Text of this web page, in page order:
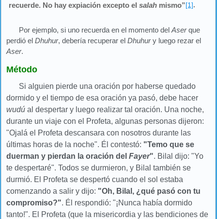
recuerde. No hay expiación excepto el salah mismo”[1].
Por ejemplo, si uno recuerda en el momento delAserque
perdió el Dhuhur, debería recuperar el Dhuhury luego rezar el
Aser.
Método
Si alguien pierde una oración por haberse quedado
dormido y el tiempo de esa oración ya pasó, debe hacer
wudú al despertar y luego realizar tal oración. Una noche,
durante un viaje con el Profeta, algunas personas dijeron:
"Ojalá el Profeta descansara con nosotros durante las
últimas horas de la noche". Él contestó: "Temo que se
duerman y pierdan la oración del Fayer". Bilal dijo: "Yo
te despertaré". Todos se durmieron, y Bilal también se
durmió. El Profeta se despertó cuando el sol estaba
comenzando a salir y dijo: "Oh, Bilal, ¿qué pasó con tu
compromiso?". Él respondió: "¡Nunca había dormido
tanto!". El Profeta (que la misericordia y las bendiciones de